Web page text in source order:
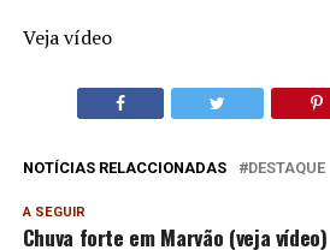
Veja vídeo
NOTÍCIAS RELACCIONADAS DESTAQUE
A SEGUIR
Chuva forte em Marvão (veja vídeo)